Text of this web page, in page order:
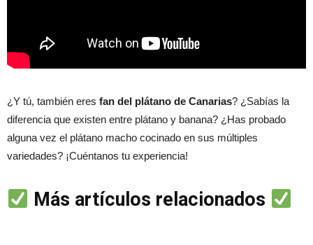
¿Y tú, también eres fan del plátano de Canarias? ¿Sabías la
diferencia que existen entre plátano y banana? ¿Has probado
alguna vez el plátano macho cocinado en sus múltiples
variedades? ¡Cuéntanos tu experiencia!
Más artículos relacionados